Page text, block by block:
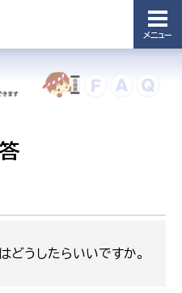
メニュー
どうしたらいいですか。